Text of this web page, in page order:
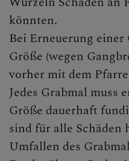
könnten.
Bei Erneuerung einer
Größe (wegen
vorher mit dem
Jedes Grabmal muss
Größe dauerhaft
sind für alle Schäden
Umfallen des